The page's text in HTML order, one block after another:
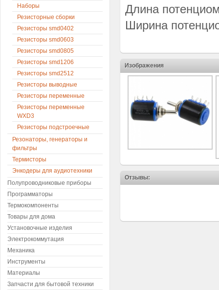
Длина
Ширина
Изображения
Отзывы:
Наборы
Резисторные сборки
Резисторы smd0402
Резисторы smd0603
Резисторы smd0805
Резисторы smd1206
Резисторы smd2512
Резисторы выводные
Резисторы переменные
Резисторы переменные
WXD3
Резисторы подстроечные
Резонаторы, генераторы и
фильтры
Термисторы
Энкодеры для аудиотехники
Полупроводниковые приборы
Программаторы
Термокомпоненты
Товары для дома
Установочные изделия
Электрокоммутация
Механика
Инструменты
Материалы
Запчасти для бытовой техники